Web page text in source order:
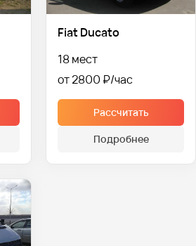
Fiat Ducato
18 мест
от 2800 ₽
Рассчитать
Подробнее